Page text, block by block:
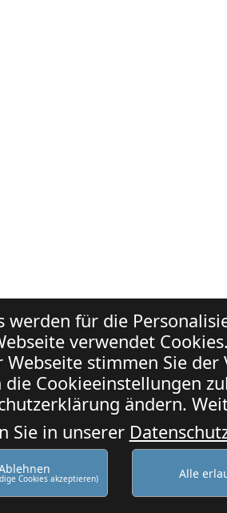
werden für die
verwendet
Webseite stimmen Sie
die Cookieeinstellungen
ändern.
Sie in unserer
Cookies akzeptieren) Alle